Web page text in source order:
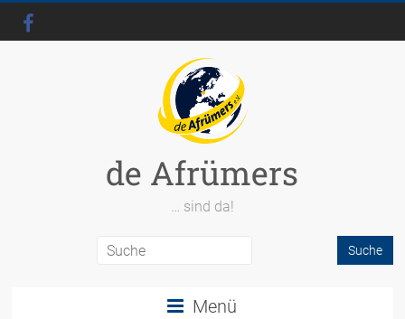
de Afrümers
… sind da!
Menü